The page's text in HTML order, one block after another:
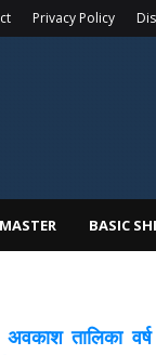
Privacy Policy
BASIC
की अवकाश